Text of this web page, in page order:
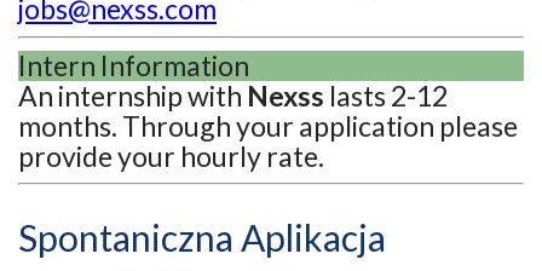
jobs@nexss.com
Intern Information
An internship with Nexss lasts 2-12
months. Through your application please
provide your hourly rate.
Spontaniczna Aplikacja